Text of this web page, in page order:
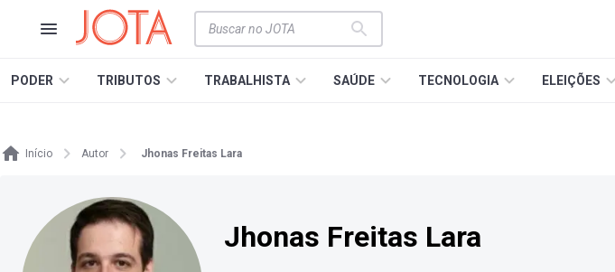
PODER TRIBUTOS TRABALHISTA SAÚDE TECNOLOGIA ELEIÇÕES
Início Autor Jhonas Freitas Lara
Jhonas Freitas Lara